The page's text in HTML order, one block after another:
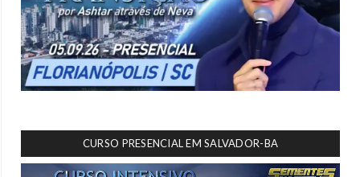
CURSO PRESENCIAL EM SALVADOR-BA